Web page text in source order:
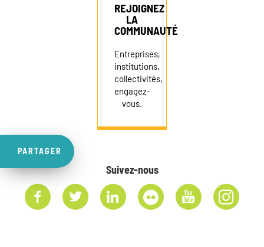
PARTAGER
REJOIGNEZ
LA
COMMUNAUTÉ
Entreprises,
institutions,
collectivités,
engagez-
vous.
Suivez-nous